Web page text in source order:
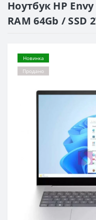
Ноутбук HP
RAM 64Gb / SSD
Новинка
Продано